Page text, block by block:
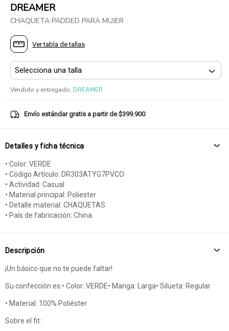
DREAMER
CHAQUETA PADDED PARA MUJER
Ver tabla de tallas
Vendido y entregado: DREAMER
Envío estándar gratis a partir de $399.900
Detalles y ficha técnica
• Color: VERDE
• Código Artículo: DR303ATYG7PVCO
• Actividad: Casual
• Material principal: Poliester
• Detalle material: CHAQUETAS
• País de fabricación: China
Descripción
¡Un básico que no te puede faltar!
Su confección es:• Color: VERDE• Manga: Larga• Silueta: Regular
• Material: 100% Poliéster
Sobre el fit: